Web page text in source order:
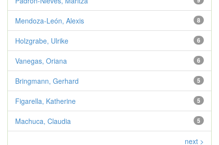
8
Mendoza-León, Alexis
6
Holzgrabe, Ulrike
6
Vanegas, Oriana
5
Bringmann, Gerhard
5
Figarella, Katherine
5
Machuca, Claudia
next >